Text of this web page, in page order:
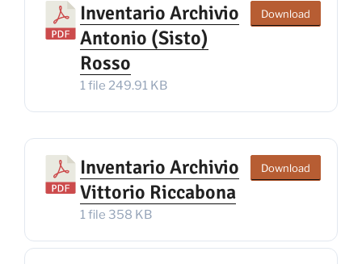
Inventario Archivio
Antonio (Sisto)
Rosso
1 file 249.91 KB
Download
Inventario Archivio
Vittorio Riccabona
1 file 358 KB
Download